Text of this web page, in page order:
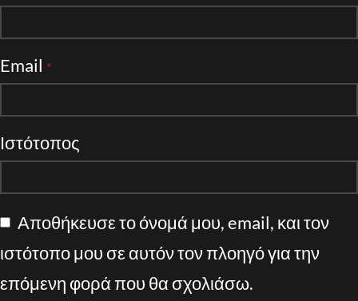
Email *
Ιστότοπος
Αποθήκευσε το όνομά μου, email, και τον
ιστότοπο μου σε αυτόν τον πλοηγό για την
επόμενη φορά που θα σχολιάσω.